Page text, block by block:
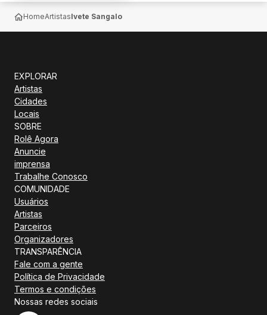
HomeArtistasIvete Sangalo
EXPLORAR
Artistas
Cidades
Locais
SOBRE
Rolê Agora
Anuncie
imprensa
Trabalhe Conosco
COMUNIDADE
Usuários
Artistas
Parceiros
Organizadores
TRANSPARÊNCIA
Fale com a gente
Política de Privacidade
Termos e condições
Nossas redes sociais